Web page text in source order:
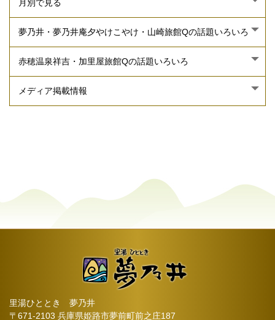
里湯ひととき 夢乃井
〒671-2103 兵庫県姫路市夢前町前之庄187